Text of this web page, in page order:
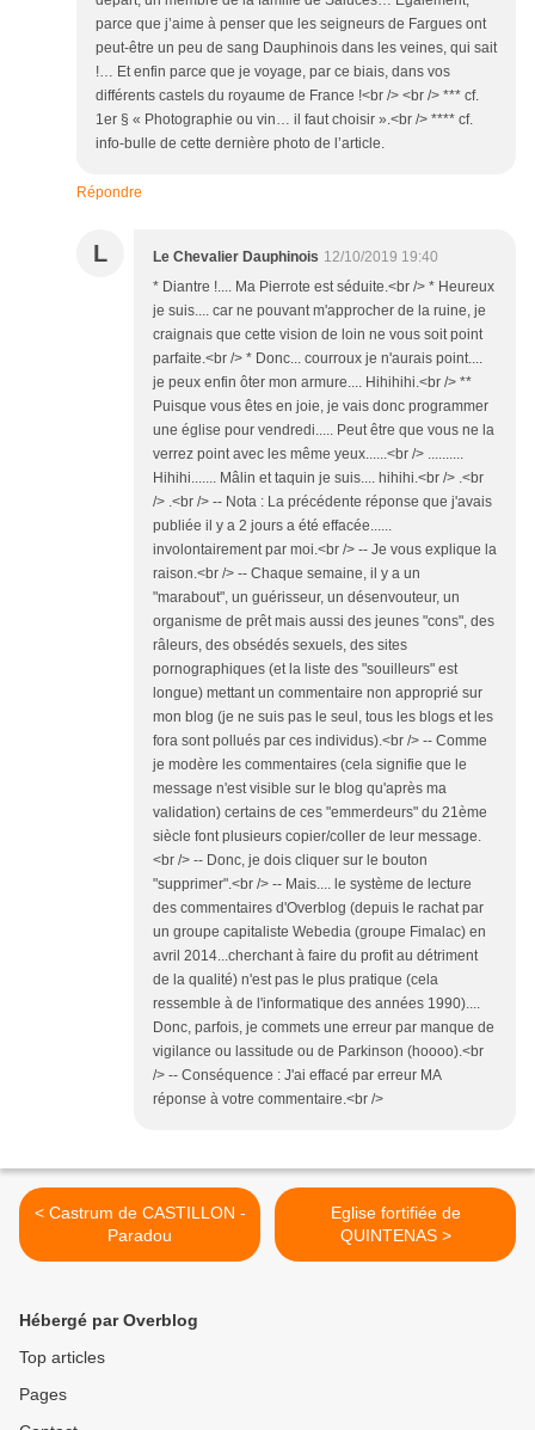
parce que j’aime à penser que les seigneurs de Fargues ont
peut-être un peu de sang Dauphinois dans les veines, qui sait
!… Et enfin parce que je voyage, par ce biais, dans vos
différents castels du royaume de France !<br /> <br /> *** cf.
1er § « Photographie ou vin… il faut choisir ».<br /> **** cf.
info-bulle de cette dernière photo de l’article.
Répondre
L Le Chevalier Dauphinois 12/10/2019 19:40
* Diantre !.... Ma Pierrote est séduite.<br /> * Heureux
je suis.... car ne pouvant m'approcher de la ruine, je
craignais que cette vision de loin ne vous soit point
parfaite.<br /> * Donc... courroux je n'aurais point....
je peux enfin ôter mon armure.... Hihihihi.<br /> **
Puisque vous êtes en joie, je vais donc programmer
une église pour vendredi..... Peut être que vous ne la
verrez point avec les même yeux......<br /> ..........
Hihihi....... Mâlin et taquin je suis.... hihihi.<br /> .<br
/> .<br /> -- Nota : La précédente réponse que j'avais
publiée il y a 2 jours a été effacée......
involontairement par moi.<br /> -- Je vous explique la
raison.<br /> -- Chaque semaine, il y a un
"marabout", un guérisseur, un désenvouteur, un
organisme de prêt mais aussi des jeunes "cons", des
râleurs, des obsédés sexuels, des sites
pornographiques (et la liste des "souilleurs" est
longue) mettant un commentaire non approprié sur
mon blog (je ne suis pas le seul, tous les blogs et les
fora sont pollués par ces individus).<br /> -- Comme
je modère les commentaires (cela signifie que le
message n'est visible sur le blog qu'après ma
validation) certains de ces "emmerdeurs" du 21ème
siècle font plusieurs copier/coller de leur message.
<br /> -- Donc, je dois cliquer sur le bouton
"supprimer".<br /> -- Mais.... le système de lecture
des commentaires d'Overblog (depuis le rachat par
un groupe capitaliste Webedia (groupe Fimalac) en
avril 2014...cherchant à faire du profit au détriment
de la qualité) n'est pas le plus pratique (cela
ressemble à de l'informatique des années 1990)....
Donc, parfois, je commets une erreur par manque de
vigilance ou lassitude ou de Parkinson (hoooo).<br
/> -- Conséquence : J'ai effacé par erreur MA
réponse à votre commentaire.<br />
< Castrum de CASTILLON -
Paradou
Eglise fortifiée de
QUINTENAS >
Hébergé par Overblog
Top articles
Pages